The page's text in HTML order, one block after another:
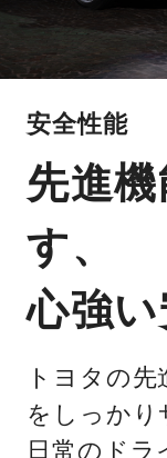
安全性能
先進
す、
心強い
トヨタの
をしっかり
日常のドラ